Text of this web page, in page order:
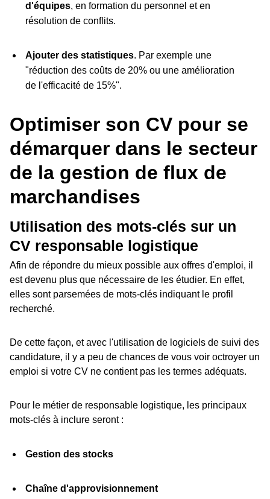
d'équipes, en formation du personnel et en
résolution de conflits.
Ajouter des statistiques. Par exemple une
"réduction des coûts de 20% ou une amélioration
de l'efficacité de 15%".
Optimiser son CV pour se
démarquer dans le secteur
de la gestion de flux de
marchandises
Utilisation des mots-clés sur un
CV responsable logistique
Afin de répondre du mieux possible aux offres d'emploi, il
est devenu plus que nécessaire de les étudier. En effet,
elles sont parsemées de mots-clés indiquant le profil
recherché.
De cette façon, et avec l'utilisation de logiciels de suivi des
candidature, il y a peu de chances de vous voir octroyer un
emploi si votre CV ne contient pas les termes adéquats.
Pour le métier de responsable logistique, les principaux
mots-clés à inclure seront :
Gestion des stocks
Chaîne d'approvisionnement